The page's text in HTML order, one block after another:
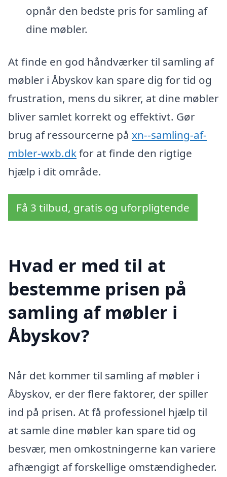
opnår den bedste pris for samling af
dine møbler.
At finde en god håndværker til samling af
møbler i Åbyskov kan spare dig for tid og
frustration, mens du sikrer, at dine møbler
bliver samlet korrekt og effektivt. Gør
brug af ressourcerne på xn--samling-af-
mbler-wxb.dkfor at finde den rigtige
hjælp i dit område.
Få 3 tilbud, gratis og uforpligtende
Hvad er med til at
bestemme prisen på
samling af møbler i
Åbyskov?
Når det kommer til samling af møbler i
Åbyskov, er der flere faktorer, der spiller
ind på prisen. At få professionel hjælp til
at samle dine møbler kan spare tid og
besvær, men omkostningerne kan variere
afhængigt af forskellige omstændigheder.